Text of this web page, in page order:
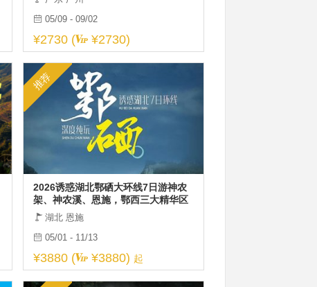
05/09 - 09/02
¥2730 ( ¥2730)
推荐
2026诱惑湖北鄂硒大环线7日游神农
架、神农溪、恩施，鄂西三大精华区
域全覆盖，性价比之王，全网爆款
湖北 恩施
05/01 - 11/13
¥3880 ( ¥3880) 起